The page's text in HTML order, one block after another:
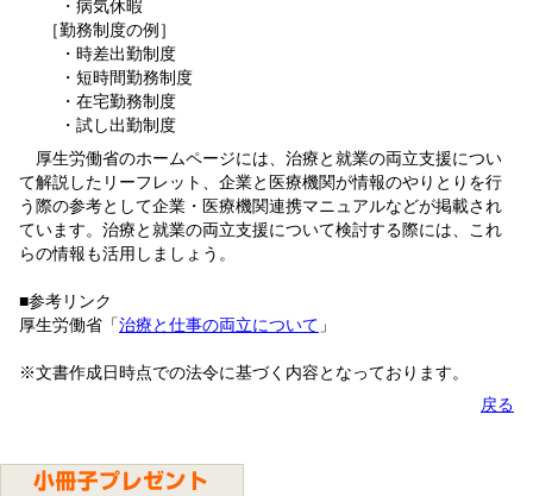
・病気休暇
［勤務制度の例］
・時差出勤制度
・短時間勤務制度
・在宅勤務制度
・試し出勤制度
厚生労働省のホームページには、治療と就業の両立支援につい
て解説したリーフレット、企業と医療機関が情報のやりとりを行
う際の参考として企業・医療機関連携マニュアルなどが掲載され
ています。治療と就業の両立支援について検討する際には、これ
らの情報も活用しましょう。
■参考リンク
厚生労働省「治療と仕事の両立について 」
※文書作成日時点での法令に基づく内容となっております。
戻る